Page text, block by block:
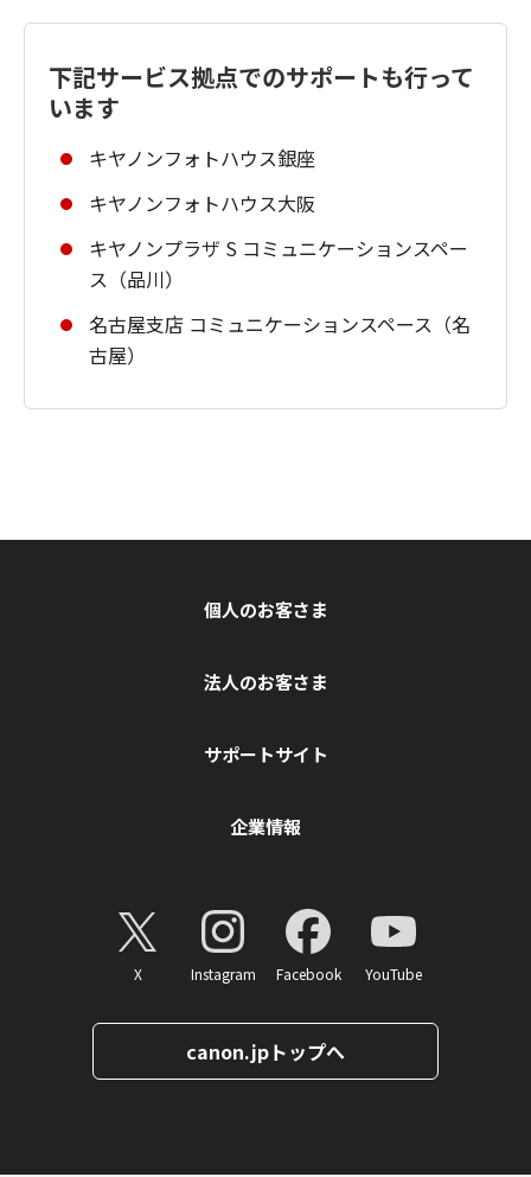
下記サービス拠点でのサポートも行って
います
キヤノンフォトハウス銀座
キヤノンフォトハウス大阪
キヤノンプラザ S コミュニケーションスペー
ス（品川）
名古屋支店 コミュニケーションスペース（名
古屋）
個人のお客さま
法人のお客さま
サポートサイト
企業情報
X Instagram Facebook YouTube
canon.jpトップへ